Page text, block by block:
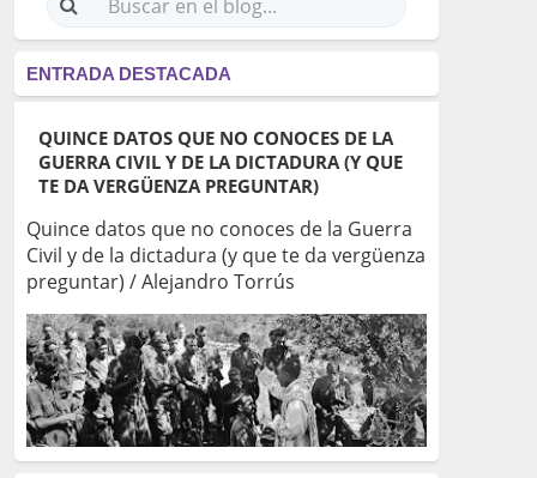
ENTRADA DESTACADA
QUINCE DATOS QUE NO CONOCES DE LA
GUERRA CIVIL Y DE LA DICTADURA (Y QUE
TE DA VERGÜENZA PREGUNTAR)
Quince datos que no conoces de la Guerra
Civil y de la dictadura (y que te da vergüenza
preguntar) / Alejandro Torrús